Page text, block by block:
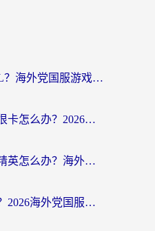
巴西怎么玩云·红警OL？海外党国服游戏加速终极攻略（附非洲逆水寒&天下山海低延迟技巧）
在海外玩雷电：觉醒很卡怎么办？2026终极指南帮你告别延迟与卡顿
在柬埔寨打不开和平精英怎么办？海外党必看的国服游戏加速终极指南
国外玩永恒之塔很卡？2026海外党国服游戏加速器终极指南（附街头篮球坦克世界实测）